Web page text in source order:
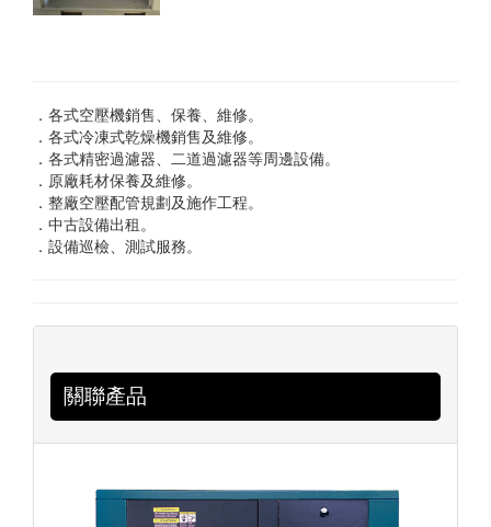
．各式空壓機銷售、保養、維修。
．各式冷凍式乾燥機銷售及維修。
．各式精密過濾器、二道過濾器等周邊設備。
．原廠耗材保養及維修。
．整廠空壓配管規劃及施作工程。
．中古設備出租。
．設備巡檢、測試服務。
關聯產品